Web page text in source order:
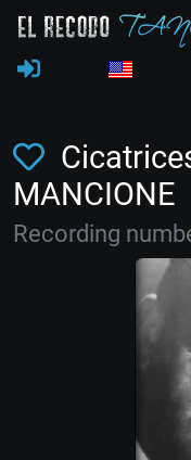
MANCIONE
Recording